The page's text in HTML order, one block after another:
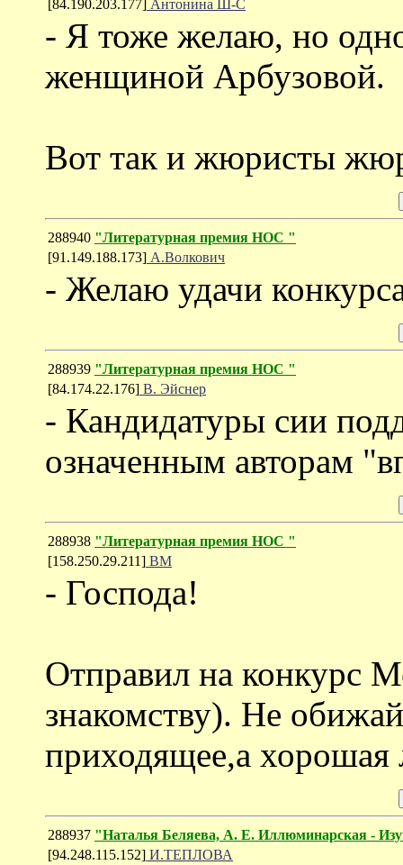
[84.190.203.177] Антонина Ш-С
- Я тоже желаю, но
женщиной Арбузовой.
Вот так и жюристы
288940 "Литературная премия НОС "
[91.149.188.173] А.Волкович
- Желаю удачи
288939 "Литературная премия НОС "
[84.174.22.176] В. Эйснер
- Кандидатуры сии
означенным авторам
288938 "Литературная премия НОС "
[158.250.29.211] ВМ
- Господа!
Отправил на конкурс
знакомству). Не
приходящее,а хорошая
288937 "Наталья Беляева, А. Е. Иллюминарская -
[94.248.115.152] И.ТЕПЛОВА